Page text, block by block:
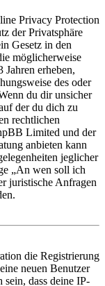
Privacy Protection
der Privatsphäre
Gesetz in den
möglicherweise
erheben,
des oder
du dir unsicher
der du dich zu
rechtlichen
Limited und der
anbieten kann
jeglicher
„An wen soll ich
juristische Anfragen
die Registrierung
neuen Benutzer
sein, dass deine IP-